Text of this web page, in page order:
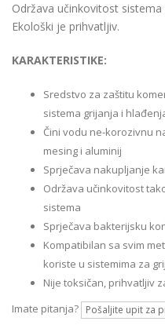
Održava učinkovitost
Ekološki je prihvatljiv.
KARAKTERISTIKE:
Sredstvo za zaštitu
sistema grijanja i
Čini vodu ne-korozivnu
mesing i aluminij
Sprječava nakupljanje
Održava učinkovitost
sistema
Sprječava bakterijsku
Kompatibilan sa svim
koriste u sistemima za
Nije toksičan, prihvatljiv
Imate pitanja? Pošaljite upit za